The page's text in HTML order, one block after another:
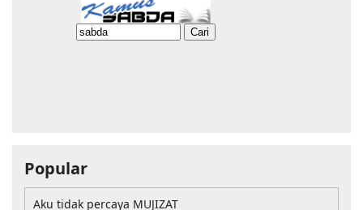
Popular
Aku tidak percaya MUJIZAT